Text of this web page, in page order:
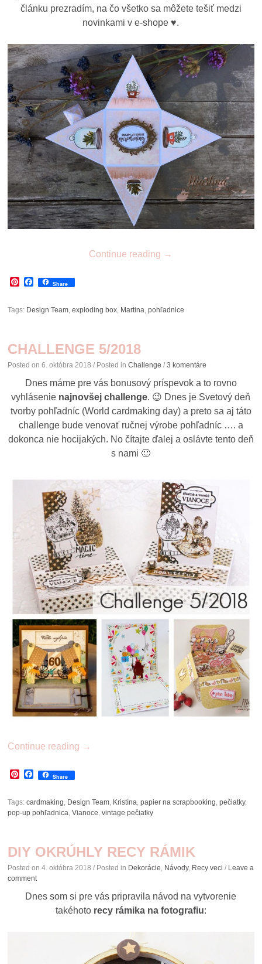
článku prezradím, na čo všetko sa môžete tešiť medzi
novinkami v e-shope ♥.
Continue reading →
Pinterest
Facebook
Share
Tags: Design Team ,exploding box Martina ,pohľadnice
CHALLENGE 5/2018
Posted on6. októbra 2018 / Posted inChallenge /3 komentáre
Dnes máme pre vás bonusový príspevok a to rovno
vyhlásenie najnovšej challenge. 😉 Dnes je Svetový deň
tvorby pohľadníc (World cardmaking day) a preto sa aj táto
challenge bude venovať ručnej výrobe pohľadníc …. a
dokonca nie hocijakých. No čítajte ďalej a oslávte tento deň
s nami 🙂
Continue reading →
Pinterest
Facebook
Share
Tags:cardmaking, Design Team, Kristína,papier na scrapbooking,pečiatky,
pop-up pohľadnica,Vianoce,vintage pečiatky
DIY OKRÚHLY RECY RÁMIK
Posted on4. októbra 2018 / Posted in Dekorácie, Návody, Recy veci / Leave a
comment
Dnes som si pre vás pripravila návod na vytvorenie
takéhotorecy rámika na fotografiu: